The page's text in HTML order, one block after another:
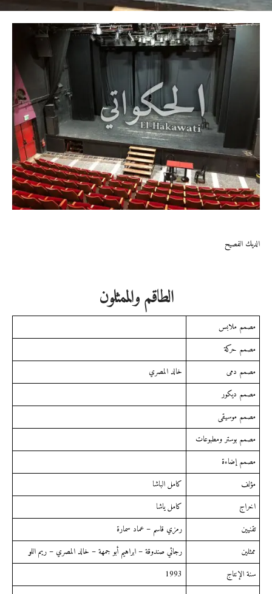
الديك الفصيح
الطاقم والممثلون
مصمم ملابس
مصمم حركة
مصمم دمى
خالد المصري
مصمم ديكور
مصمم موسيقى
مصمم بوستر ومطبوعات
مصمم إضاءة
مؤلف
كامل الباشا
اخراج
كامل ياشا
تقنيين
رمزي قاسم – عماد سمارة
ممثلين
رجائي صندوقة – ابراهيم أبو جمهة – خالد المصري – ريم اللو
سنة الإنتاج
1993